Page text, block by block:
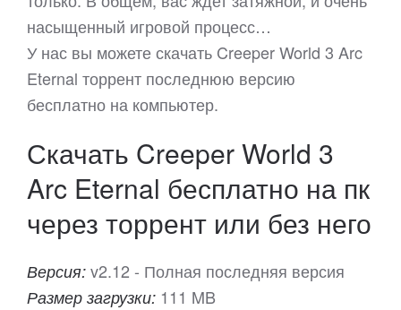
насыщенный игровой процесс…
У нас вы можете скачать Creeper World 3 Arc
Eternal торрент последнюю версию
бесплатно на компьютер.
Скачать Creeper World 3
Arc Eternal бесплатно на пк
через торрент или без него
Версия: v2.12 - Полная последняя версия
Размер загрузки: 111 MB